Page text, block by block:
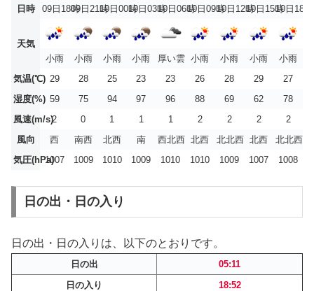
日時 09日18時09日21時10日00時10日03時10日06時10日09時10日12時10日15時10日18時
天気
小雨
小雨 小雨 小雨 厚い雲 小雨 小雨 小雨
小雨
気温(℃) 29 28 25 23 23 26 28 29
27
湿度(%) 59 75 94 97 96 88 69 62
78
風速(m/s)2 0 1 1 1 2 2 2
2
風向
西 南西 北西 南 西北西 北西 北北西 北西
北北西
気圧(hPa)1007 1009 1010 1009 1010 1010 1009 1007 1008
日の出・日の入り
日の出・日の入りは、以下のとおりです。
日の出
05:11
日の入り
18:52